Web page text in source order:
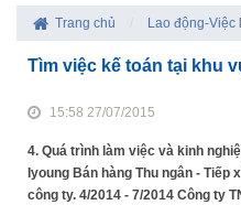
Trang chủ Lao động-Việc
Tìm việc kế toán tại khu
15:58 27/07/2015
4. Quá trình làm việc và kinh
Iyoung Bán hàng Thu ngân -
công ty. 4/2014 - 7/2014 Công ty